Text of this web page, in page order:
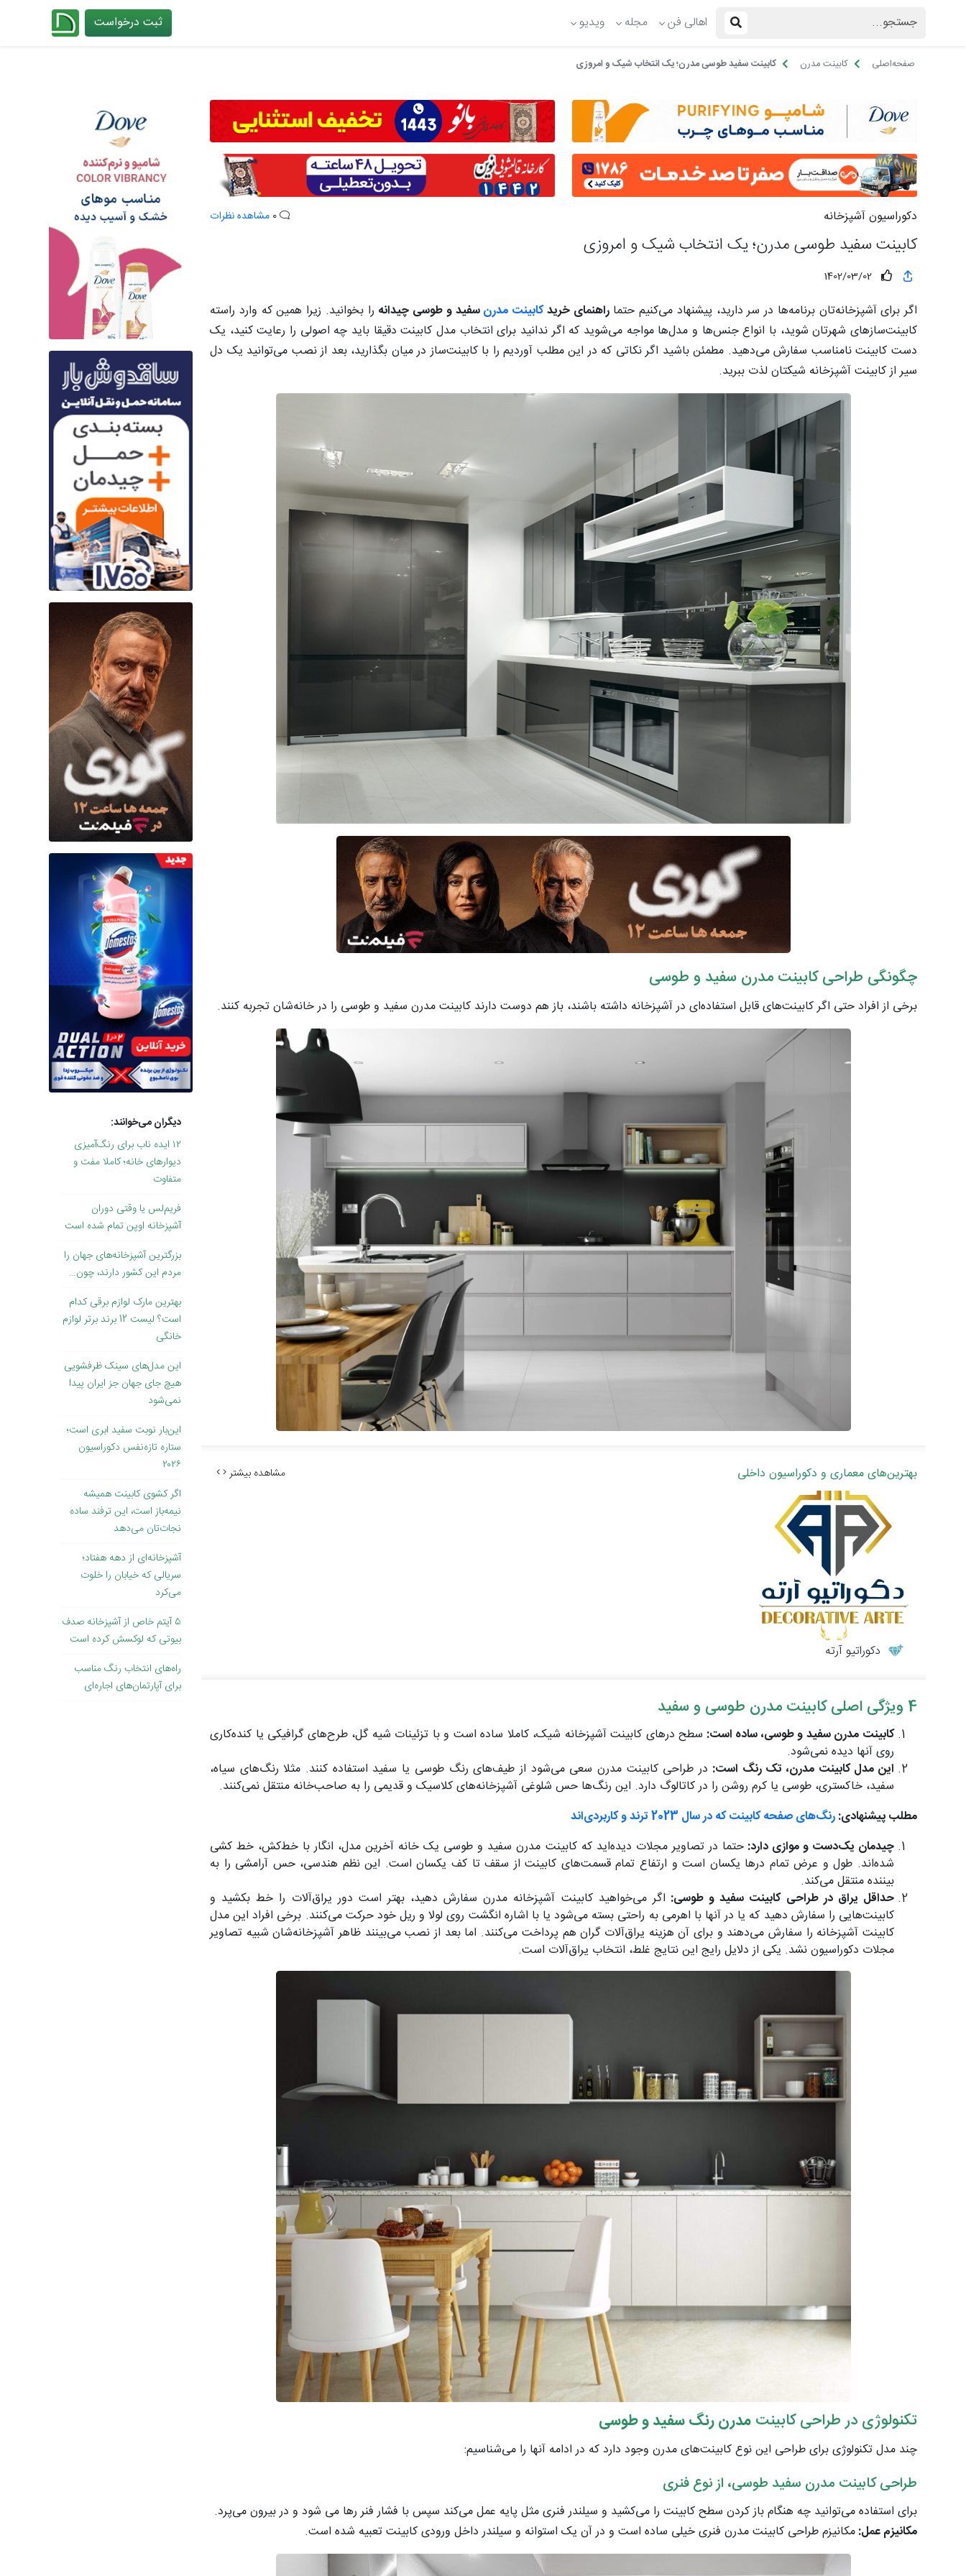
اهالی فن مجله ویدیو ثبت درخواست
صفحه‌اصلی کابینت مدرن کابینت سفید طوسی مدرن؛ یک انتخاب شیک و امروزی
دکوراسیون آشپزخانه مشاهده نظرات
کابینت سفید طوسی مدرن؛ یک انتخاب شیک و امروزی
1402/03/02
اگر برای آشپزخانه‌تان برنامه‌ها در سر دارید، پیشنهاد می‌کنیم حتماراهنمای خریدکابینت مدرنسفید و طوسی چیدانه را بخوانید. زیرا همین‌ که وارد راسته
کابینت‌سازهای شهرتان شوید، با انواع جنس‌ها و مدل‌ها مواجه می‌شوید که اگر ندانید برای انتخاب مدل کابینت دقیقا باید چه اصولی را رعایت کنید، یک
دست کابینت نامناسب سفارش می‌دهید. مطمئن باشید اگر نکاتی که در این مطلب آوردیم را با کابینت‌ساز در میان بگذارید، بعد از نصب می‌توانید یک دل
سیر از کابینت آشپزخانه‌ شیکتان لذت ببرید.
چگونگی طراحی کابینت مدرن سفید و طوسی
برخی از افراد حتی اگر کابینت‌های قابل استفاده‌ای در آشپزخانه داشته باشند، باز هم دوست دارند کابینت مدرن سفید و طوسی را در خانه‌شان تجربه کنند.
بهترین‌های معماری و دکوراسیون داخلی مشاهده بیشتر
دکوراتیو آرته
4 ویژگی اصلی کابینت مدرن طوسی و سفید
کابینت مدرن سفید و طوسی، ساده است: سطح درهای کابینت‌ آشپزخانه شیک، کاملا ساده است و با تزئینات شیه گل، طرح‌های گرافیکی یا کنده‌کاری
روی آنها دیده نمی‌شود.
این مدل کابینت مدرن، تک رنگ است: در طراحی کابینت مدرن سعی می‌شود از طیف‌های رنگ طوسی یا سفید استفاده کنند. مثلا رنگ‌های سیاه،
سفید، خاکستری، طوسی یا کرم روشن را در کاتالوگ دارد. این رنگ‌ها حس شلوغی آشپزخانه‌های کلاسیک و قدیمی را به صاحب‌خانه منتقل نمی‌کنند.
مطلب پیشنهادی:رنگ‌های صفحه کابینت که در سال 2023 ترند و کاربردی‌اند
چیدمان یک‌دست و موازی دارد:حتما در تصاویر مجلات دیده‌اید که کابینت مدرن سفید و طوسی یک خانه آخرین مدل، انگار با خط‌کش، خط کشی
شده‌اند. طول و عرض تمام درها یکسان است و ارتفاع تمام قسمت‌های کابینت از سقف تا کف یکسان است. این نظم هندسی، حس آرامشی را به
بیننده منتقل می‌کند.
حداقل یراق در طراحی کابینت سفید و طوسی: اگر می‌خواهید کابینت آشپزخانه مدرن سفارش دهید، بهتر است دور یراق‌آلات را خط بکشید و
کابینت‌هایی را سفارش دهید که یا در آنها با اهرمی به راحتی بسته می‌شود یا با اشاره انگشت روی لولا و ریل خود حرکت می‌کنند. برخی افراد این مدل
کابینت آشپزخانه را سفارش می‌دهند و برای آن هزینه یراق‌آلات گران هم پرداخت می‌کنند. اما بعد از نصب می‌بینند ظاهر آشپزخانه‌شان شبیه تصاویر
مجلات دکوراسیون نشد. یکی از دلایل رایج این نتایج غلط، انتخاب یراق‌آلات است.
تکنولوژی در طراحی کابینت مدرن رنگ سفید و طوسی
چند مدل تکنولوژی برای طراحی این نوع کابینت‌های مدرن وجود دارد که در ادامه آنها را می‌شناسیم:
طراحی کابینت مدرن سفید طوسی، از نوع فنری
برای استفاده می‌توانید چه هنگام باز کردن سطح کابینت را می‌‌کشید و سیلندر فنری مثل پایه عمل می‌کند سپس با فشار فنر رها می شود و در بیرون می‌پرد.
مکانیزم عمل:مکانیزم طراحی کابینت مدرن فنری خیلی ساده است و در آن یک استوانه و سیلندر داخل ورودی کابینت تعبیه شده است.
دیگران می‌خوانند:
۱۲ ایده ناب برای رنگ‌آمیزی
دیوارهای خانه؛ کاملا مفت و
متفاوت
فریم‌لس یا وقتی دوران
آشپزخانه اوپن تمام شده است
بزرگترین آشپزخانه‌های جهان را
مردم این کشور دارند، چون…
بهترین مارک لوازم برقی کدام
است؟ لیست 12 برند برتر لوازم
خانگی
این مدل‌های سینک ظرفشویی
هیچ جای جهان جز ایران پیدا
نمی‌شود
این‌بار نوبت سفید ابری است؛
ستاره تازه‌نفس دکوراسیون
۲۰۲۶
اگر کشوی کابینت همیشه
نیمه‌باز است، این ترفند ساده
نجات‌تان می‌دهد
آشپزخانه‌ای از دهه هفتاد؛
سریالی که خیابان را خلوت
می‌کرد
۵ آیتم خاص از آشپزخانه صدف
بیوتی که لوکسش کرده است
راه‌های انتخاب رنگ مناسب
برای آپارتمان‌های اجاره‌ای